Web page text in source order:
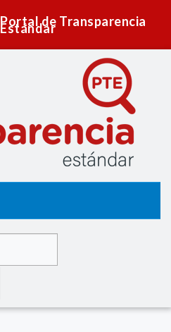
Portal de Transparencia
Estándar